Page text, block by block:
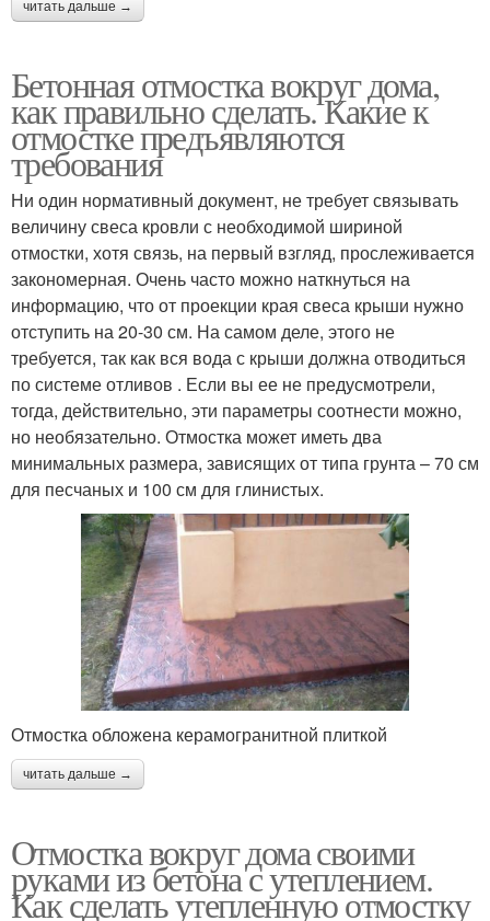
читать дальше →
Бетонная отмостка вокруг дома,
как правильно сделать. Какие к
отмостке предъявляются
требования
Ни один нормативный документ, не требует связывать
величину свеса кровли с необходимой шириной
отмостки, хотя связь, на первый взгляд, прослеживается
закономерная. Очень часто можно наткнуться на
информацию, что от проекции края свеса крыши нужно
отступить на 20-30 см. На самом деле, этого не
требуется, так как вся вода с крыши должна отводиться
по системе отливов . Если вы ее не предусмотрели,
тогда, действительно, эти параметры соотнести можно,
но необязательно. Отмостка может иметь два
минимальных размера, зависящих от типа грунта – 70 см
для песчаных и 100 см для глинистых.
Отмостка обложена керамогранитной плиткой
читать дальше →
Отмостка вокруг дома своими
руками из бетона с утеплением.
Как сделать утепленную отмостку